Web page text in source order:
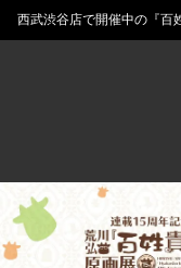
西武渋谷店で開催中の『百